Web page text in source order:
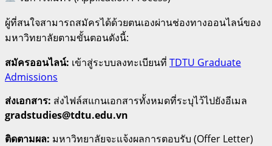
ผู้ที่สนใจสามารถสมัครได้ด้วยตนเองผ่านช่องทางออนไลน์ของ
มหาวิทยาลัยตามขั้นตอนดังนี้:
สมัครออนไลน์: เข้าสู่ระบบลงทะเบียนที่ TDTU Graduate
Admissions
ส่งเอกสาร: ส่งไฟล์สแกนเอกสารทั้งหมดที่ระบุไว้ไปยังอีเมล
gradstudies@tdtu.edu.vn
ติดตามผล: มหาวิทยาลัยจะแจ้งผลการตอบรับ (Offer Letter)